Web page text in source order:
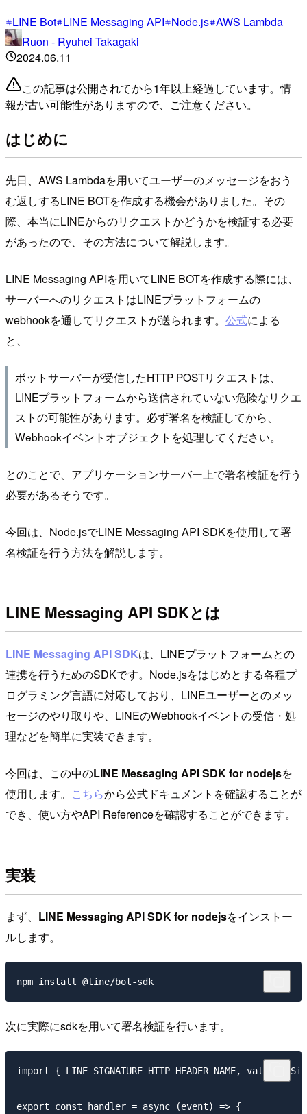
LINE Bot LINE Messaging API Node.js AWS Lambda
Ruon - Ryuhei Takagaki
2024.06.11
この記事は公開されてから1年以上経過しています。情
報が古い可能性がありますので、ご注意ください。
はじめに
先日、AWS Lambdaを用いてユーザーのメッセージをおう
む返しするLINE BOTを作成する機会がありました。その
際、本当にLINEからのリクエストかどうかを検証する必要
があったので、その方法について解説します。
LINE Messaging APIを用いてLINE BOTを作成する際には、
サーバーへのリクエストはLINEプラットフォームの
webhookを通してリクエストが送られます。 公式による
と、
ボットサーバーが受信したHTTP POSTリクエストは、
LINEプラットフォームから送信されていない危険なリクエ
ストの可能性があります。必ず署名を検証してから、
Webhookイベントオブジェクトを処理してください。
とのことで、アプリケーションサーバー上で署名検証を行う
必要があるそうです。
今回は、Node.jsでLINE Messaging API SDKを使用して署
名検証を行う方法を解説します。
LINE Messaging API SDKとは
LINE Messaging API SDKは、LINEプラットフォームとの
連携を行うためのSDKです。Node.jsをはじめとする各種プ
ログラミング言語に対応しており、LINEユーザーとのメッ
セージのやり取りや、LINEのWebhookイベントの受信・処
理などを簡単に実装できます。
今回は、この中のLINE Messaging API SDK for nodejsを
使用します。 こちらから公式ドキュメントを確認することが
でき、使い方やAPI Referenceを確認することができます。
実装
まず、 LINE Messaging API SDK for nodejsをインストー
ルします。
次に実際にsdkを用いて署名検証を行います。
import { LINE_SIGNATURE_HTTP_HEADER_NAME,
export const handler = async (event) => {